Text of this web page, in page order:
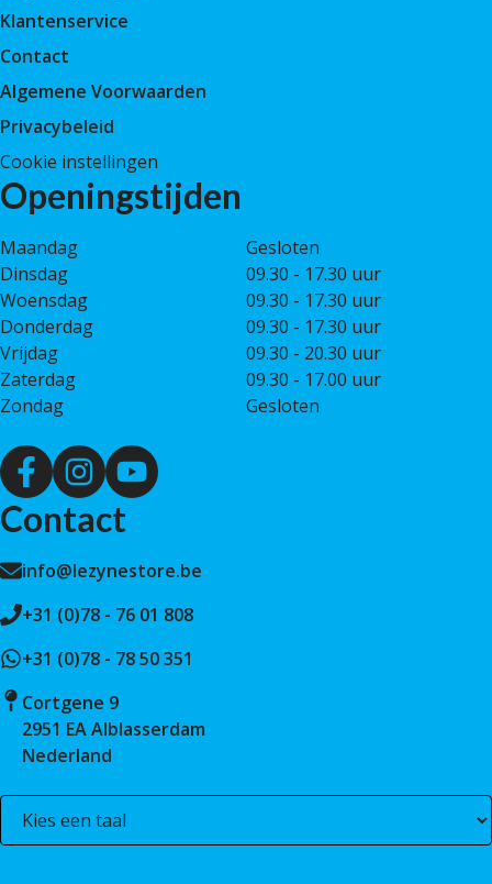
Klantenservice
Contact
Algemene Voorwaarden
Privacybeleid
Cookie instellingen
Openingstijden
Maandag
Gesloten
Dinsdag
09.30 - 17.30 uur
Woensdag
09.30 - 17.30 uur
Donderdag
09.30 - 17.30 uur
Vrijdag
09.30 - 20.30 uur
Zaterdag
09.30 - 17.00 uur
Zondag
Gesloten
Contact
info@lezynestore.be
+31 (0)78 - 76 01 808
+31 (0)78 - 78 50 351
Cortgene 9
2951 EA Alblasserdam
Nederland